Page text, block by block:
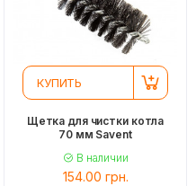
КУПИТЬ
Щетка для чистки котла
70 мм Savent
В наличии
154.00 грн.